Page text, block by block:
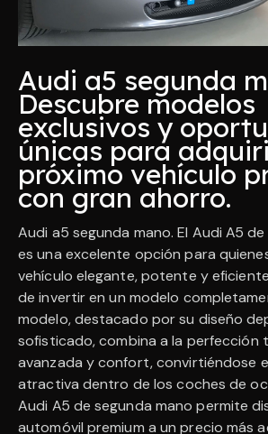
Audi a5 segunda
Descubre modelos
exclusivos y
únicas para
próximo vehículo
con gran ahorro.
Audi a5 segunda mano. El Audi A5
es una excelente opción para
vehículo elegante, potente y
de invertir en un modelo
modelo, destacado por su diseño
sofisticado, combina a la perfección
avanzada y confort, convirtiéndose
atractiva dentro de los coches de
Audi A5 de segunda mano permite
automóvil premium a un precio más